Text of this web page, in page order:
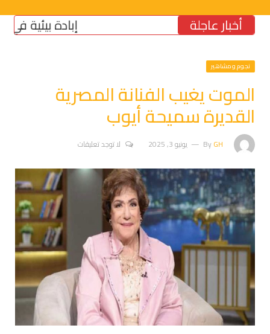
أخبار عاجلة إبادة بيئية في
نجوم ومشاهير
الموت يغيب الفنانة المصرية
القديرة سميحة أيوب
ByGH يونيو 3, 2025 لا توجد تعليقات